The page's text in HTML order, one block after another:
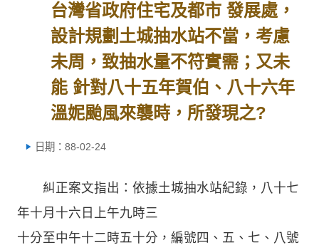
台灣省政府住宅及都市 發展處，
設計規劃土城抽水站不當，考慮
未周，致抽水量不符實需；又未
能 針對八十五年賀伯、八十六年
溫妮颱風來襲時，所發現之?
日期：88-02-24
糾正案文指出：依據土城抽水站紀錄，八十七
年十月十六日上午九時三
十分至中午十二時五十分，編號四、五、七、八號